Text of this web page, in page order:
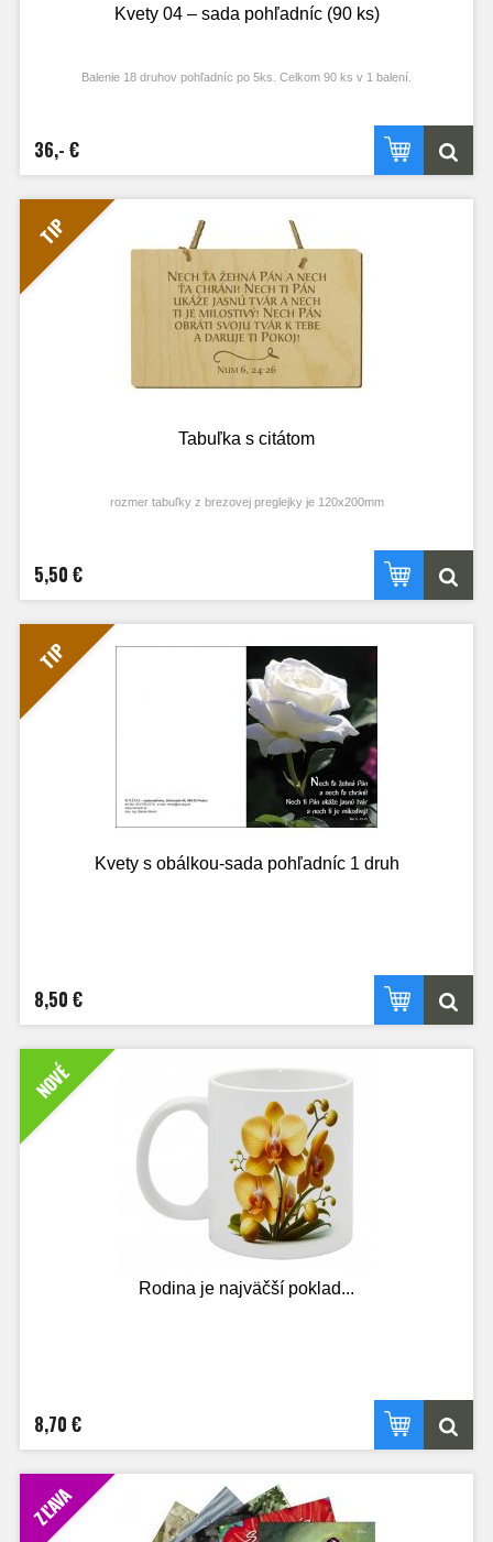
Kvety 04 – sada pohľadníc (90 ks)
Balenie 18 druhov pohľadníc po 5ks. Celkom 90 ks v 1 balení.
36,- €
TIP
Tabuľka s citátom
rozmer tabuľky z brezovej preglejky je 120x200mm
5,50 €
TIP
Kvety s obálkou-sada pohľadníc 1 druh
8,50 €
NOVÉ
Rodina je najväčší poklad...
8,70 €
ZĽAVA